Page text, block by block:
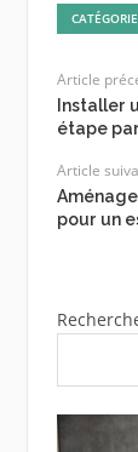
Article
Installer
étape
Article
pour un